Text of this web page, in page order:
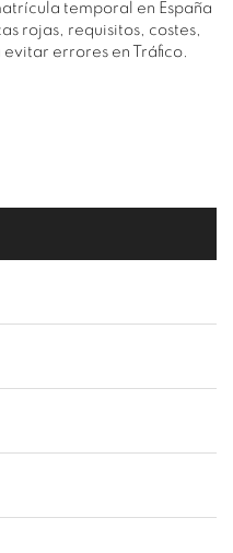
temporal en España
rojas, requisitos, costes,
errores en Tráfico.